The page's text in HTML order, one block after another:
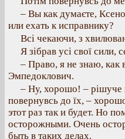
– Вы как думаєте,
или ехать к исправнику?
Всі чекаючи, з
Я зібрав усі свої сили,
– Право, я не знаю, как
Эмпедоклович.
– Ну, хорошо! – рішуче
повернувсь до їх, –
этот раз так и будет. Но
осторожными. Очень
быть в таких делах.